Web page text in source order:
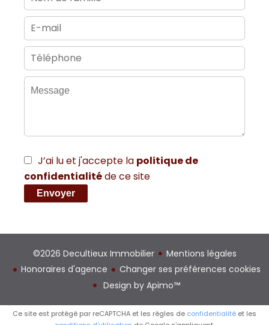
J’ai lu et j'accepte la politique de
confidentialitéde ce site
Envoyer
©2026 Decultieux Immobilier
Mentions légales
Honoraires d'agence
Changer ses préférences cookies
Design by Apimo™
Ce site est protégé par reCAPTCHA et les règles de confidentialité et les